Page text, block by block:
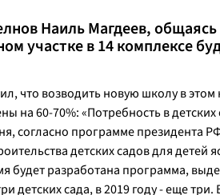
Наиль Магдеев,
участке в 14 комплексе
что возводить новую школу в
на 60-70%: «Потребность в
согласно программе президента
детских садов для детей
будет разработана программа,
детских сада, в 2019 году - еще